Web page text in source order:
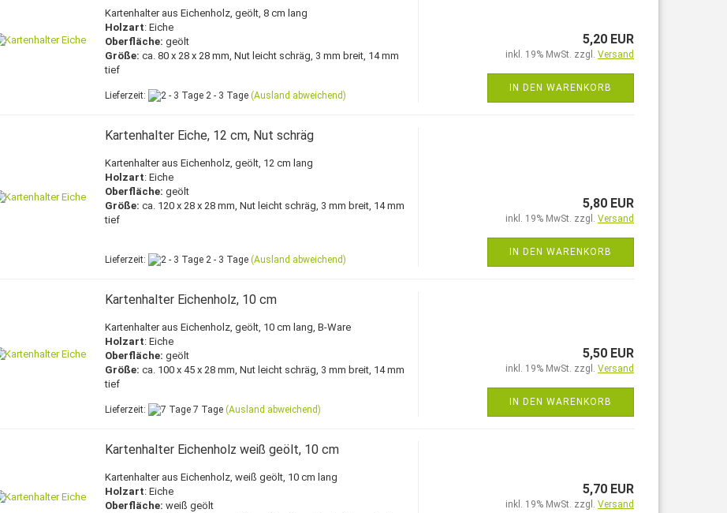
Kartenhalter aus Eichenholz, geölt, 8 cm lang
Holzart: Eiche
Oberfläche: geölt
Größe: ca. 80 x 28 x 28 mm, Nut leicht schräg, 3 mm breit, 14 mm
tief
Lieferzeit: 2 - 3 Tage (Ausland abweichend)
5,20 EUR
inkl. 19% MwSt. zzgl. Versand
IN DEN WARENKORB
Kartenhalter Eiche, 12 cm, Nut schräg
Kartenhalter aus Eichenholz, geölt, 12 cm lang
Holzart: Eiche
Oberfläche: geölt
Größe: ca. 120 x 28 x 28 mm, Nut leicht schräg, 3 mm breit, 14 mm
tief
Lieferzeit: 2 - 3 Tage (Ausland abweichend)
5,80 EUR
inkl. 19% MwSt. zzgl. Versand
IN DEN WARENKORB
Kartenhalter Eichenholz, 10 cm
Kartenhalter aus Eichenholz, geölt, 10 cm lang, B-Ware
Holzart: Eiche
Oberfläche: geölt
Größe: ca. 100 x 45 x 28 mm, Nut leicht schräg, 3 mm breit, 14 mm
tief
Lieferzeit: 7 Tage (Ausland abweichend)
5,50 EUR
inkl. 19% MwSt. zzgl. Versand
IN DEN WARENKORB
Kartenhalter Eichenholz weiß geölt, 10 cm
Kartenhalter aus Eichenholz, weiß geölt, 10 cm lang
Holzart: Eiche
Oberfläche: weiß geölt
5,70 EUR
inkl. 19% MwSt. zzgl. Versand